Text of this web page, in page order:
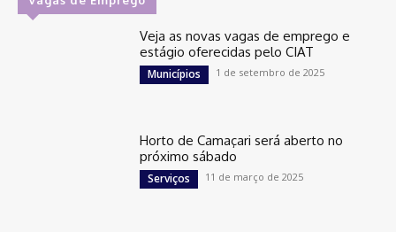
Veja as novas vagas de emprego e
estágio oferecidas pelo CIAT
Municípios 1 de setembro de 2025
Horto de Camaçari será aberto no
próximo sábado
Serviços 11 de março de 2025